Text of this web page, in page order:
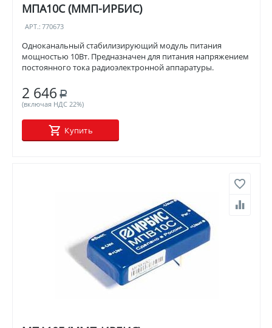
МПА10С (ММП-ИРБИС)
АРТ.: 770673
Одноканальный стабилизирующий модуль питания
мощностью 10Вт. Предназначен для питания напряжением
постоянного тока радиоэлектронной аппаратуры.
2 646 Р
(включая НДС 22%)
Купить